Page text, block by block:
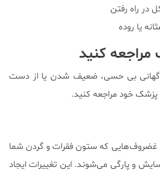
در راه رفتن
یا روده
کنید
بی حسی، ضعیف شدن یا از دست
پزشک خود مراجعه کنید.
غضروف‌هایی که ستون فقرات و گردن شما
و پارگی می‌شوند. این تغییرات ایجاد